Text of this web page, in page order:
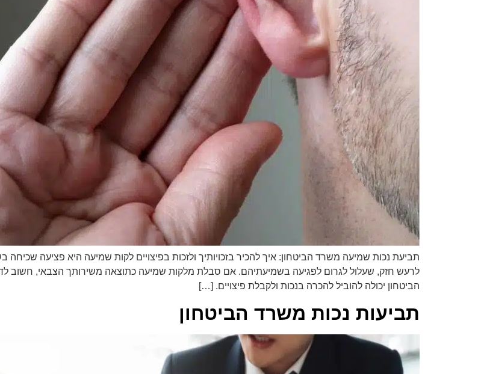
תביעת נכות שמיעה משרד הביטחון: איך להכיר בזכויותיך ולזכות בפיצויים לקות שמיעה היא פציעה
לרעש חזק, שעלול לגרום לפגיעה בשמיעתיהם. אם סבלת מלקות שמיעה כתוצאה משירותך הצבאי, חשוב
הביטחון יכולה להוביל להכרה בנכות ולקבלת פיצויים. […]
תביעות נכות משרד הביטחון